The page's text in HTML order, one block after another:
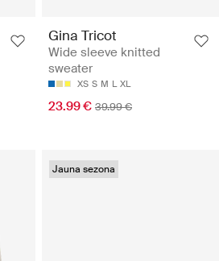
Gina Tricot
Wide sleeve knitted
sweater
XS S M L XL
23.99 € 39.99 €
Jauna sezona